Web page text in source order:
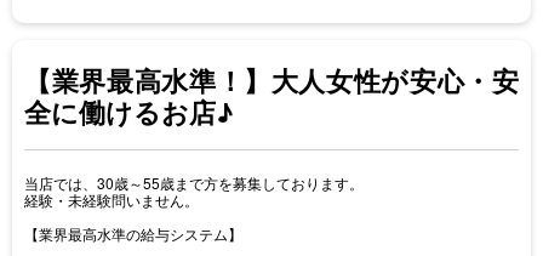
【業界最高水準！】大人女性が安心・安
全に働けるお店♪
当店では、30歳～55歳まで方を募集しております。
経験・未経験問いません。
【業界最高水準の給与システム】